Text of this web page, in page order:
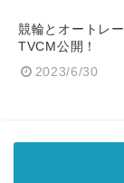
競輪とオートレ
TVCM公開！
2023/6/30